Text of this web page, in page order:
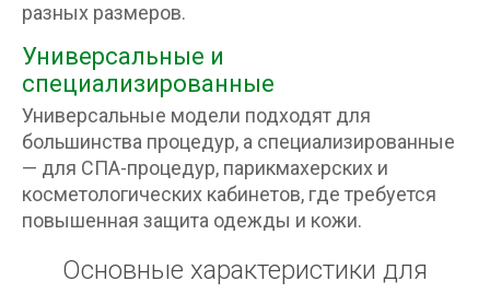
разных размеров.
Универсальные и
специализированные
Универсальные модели подходят для
большинства процедур, а специализированные
— для СПА-процедур, парикмахерских и
косметологических кабинетов, где требуется
повышенная защита одежды и кожи.
Основные характеристики для